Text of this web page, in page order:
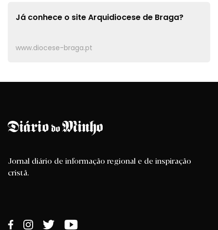
Já conhece o siteArquidiocese de Braga?
www.diocese-braga.pt
Jornal diário de informação regional e de inspiração
cristã.